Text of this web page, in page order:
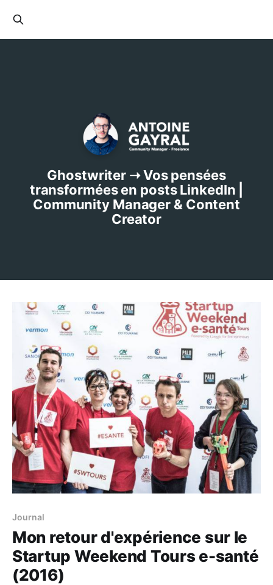
Ghostwriter ➝ Vos pensées
transformées en posts LinkedIn |
Community Manager & Content
Creator
Journal
Mon retour d'expérience sur le
Startup Weekend Tours e-santé
(2016)